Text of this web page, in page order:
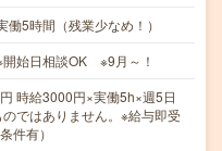
5時間（残業少なめ！）
始日相談OK ※9月～！
時給3000円×実働5h×週5日
ではありません。※給与即受
件有）